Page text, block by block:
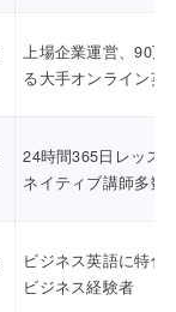
上場企業運営、90万
る大手オンライン英
24時間365日レッス
ネイティブ講師多数
ビジネス英語に特化
ビジネス経験者